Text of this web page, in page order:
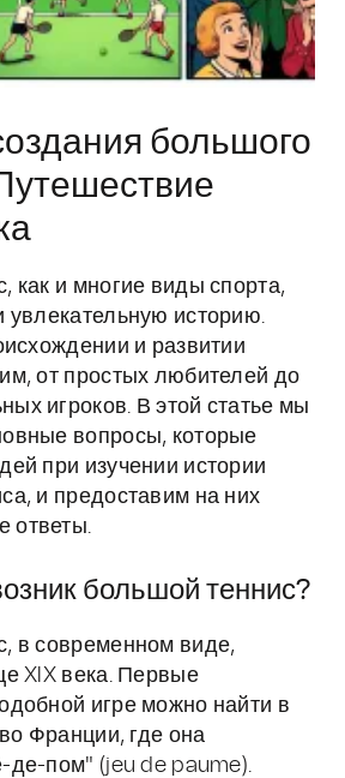
большого
как и многие виды спорта,
увлекательную историю.
и развитии
от простых любителей до
игроков. В этой статье мы
вопросы, которые
при изучении истории
и предоставим на них
ответы.
большой теннис?
в современном виде,
XIX века. Первые
игре можно найти в
Франции, где она
де-пом" (jeu de paume).